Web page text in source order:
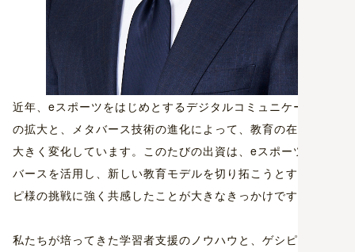
近年、eスポーツをはじめとするデジタルコミュニケーション
の拡大と、メタバース技術の進化によって、教育の在り方も
大きく変化しています。このたびの出資は、eスポーツやメタ
バースを活用し、新しい教育モデルを切り拓こうとするゲシ
ピ様の挑戦に強く共感したことが大きなきっかけです。
私たちが培ってきた学習者支援のノウハウと、ゲシピ様の持